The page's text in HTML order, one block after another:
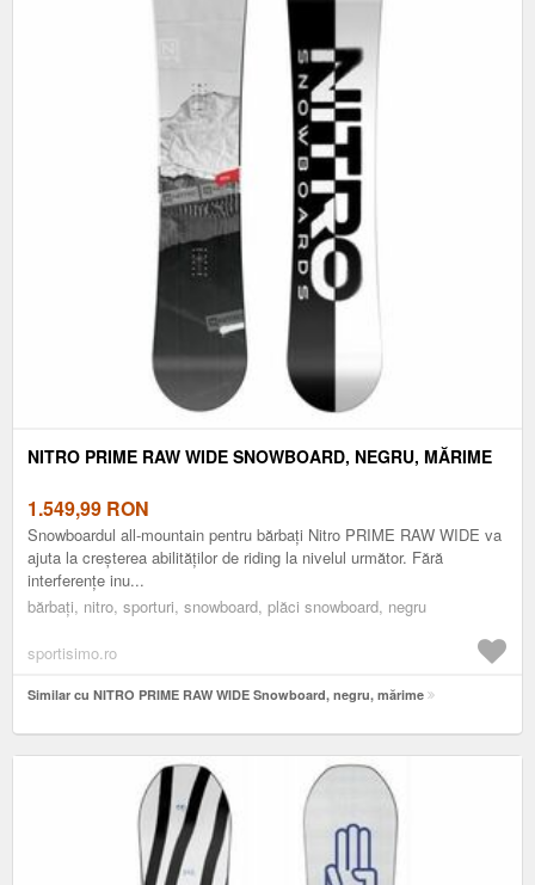
NITRO PRIME RAW WIDE SNOWBOARD, NEGRU, MĂRIME
1.549,99 RON
Snowboardul all-mountain pentru bărbați Nitro PRIME RAW WIDE va
ajuta la creșterea abilităților de riding la nivelul următor. Fără
interferențe inu...
bărbați, nitro, sporturi, snowboard, plăci snowboard, negru
sportisimo.ro
Similar cu NITRO PRIME RAW WIDE Snowboard, negru, mărime